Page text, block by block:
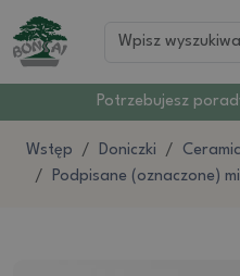
Potrzebujesz
Wstęp Doniczki
Podpisane (oznaczone)